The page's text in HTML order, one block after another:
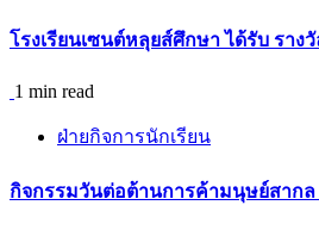
โรงเรียนเซนต์หลุยส์ศึกษา ได้รับ ราง
1 min read
ฝ่ายกิจการนักเรียน
กิจกรรม​วันต่อต้านการค้ามนุษย์สาก